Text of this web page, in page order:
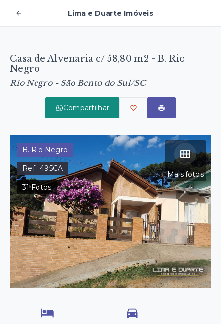
Lima e Duarte Imóveis
Casa de Alvenaria c/ 58,80 m2 - B. Rio
Negro
Rio Negro - São Bento do Sul/SC
Compartilhar
Mais fotos
B. Rio Negro
Ref.:495CA
31Fotos